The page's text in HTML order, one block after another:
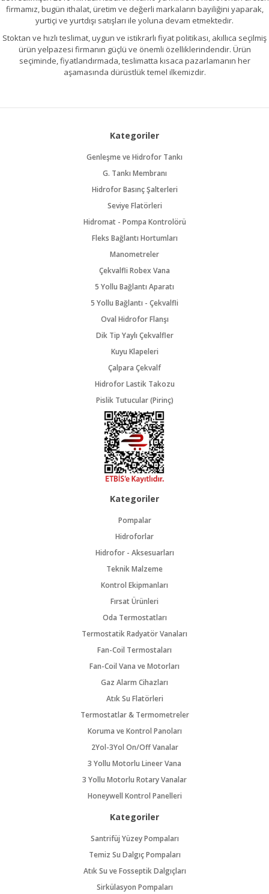
firmamız, bugün ithalat, üretim ve değerli markaların bayiliğini yaparak,
yurtiçi ve yurtdışı satışları ile yoluna devam etmektedir.
Stoktan ve hızlı teslimat, uygun ve istikrarlı fiyat politikası, akıllıca seçilmiş
ürün yelpazesi firmanın güçlü ve önemli özelliklerindendir. Ürün
seçiminde, fiyatlandırmada, teslimatta kısaca pazarlamanın her
aşamasında dürüstlük temel ilkemizdir.
Kategoriler
Genleşme ve Hidrofor Tankı
G. Tankı Membranı
Hidrofor Basınç Şalterleri
Seviye Flatörleri
Hidromat - Pompa Kontrolörü
Fleks Bağlantı Hortumları
Manometreler
Çekvalfli Robex Vana
5 Yollu Bağlantı Aparatı
5 Yollu Bağlantı - Çekvalfli
Oval Hidrofor Flanşı
Dik Tip Yaylı Çekvalfler
Kuyu Klapeleri
Çalpara Çekvalf
Hidrofor Lastik Takozu
Pislik Tutucular (Pirinç)
Kategoriler
Pompalar
Hidroforlar
Hidrofor - Aksesuarları
Teknik Malzeme
Kontrol Ekipmanları
Fırsat Ürünleri
Oda Termostatları
Termostatik Radyatör Vanaları
Fan-Coil Termostaları
Fan-Coil Vana ve Motorları
Gaz Alarm Cihazları
Atık Su Flatörleri
Termostatlar & Termometreler
Koruma ve Kontrol Panoları
2Yol-3Yol On/Off Vanalar
3 Yollu Motorlu Lineer Vana
3 Yollu Motorlu Rotary Vanalar
Honeywell Kontrol Panelleri
Kategoriler
Santrifüj Yüzey Pompaları
Temiz Su Dalgıç Pompaları
Atık Su ve Fosseptik Dalgıçları
Sirkülasyon Pompaları